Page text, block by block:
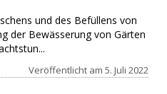
und des Befüllens von
der Bewässerung von Gärten
Veröffentlicht am 5. Juli 2022